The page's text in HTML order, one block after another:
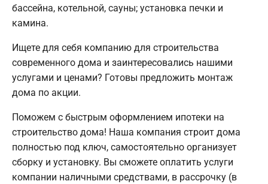
бассейна, котельной, сауны; установка печки и
камина.
Ищете для себя компанию для строительства
современного дома и заинтересовались нашими
услугами и ценами? Готовы предложить монтаж
дома по акции.
Поможем с быстрым оформлением ипотеки на
строительство дома! Наша компания строит дома
полностью под ключ, самостоятельно организует
сборку и установку. Вы сможете оплатить услуги
компании наличными средствами, в рассрочку (в